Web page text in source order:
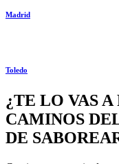
Madrid
Toledo
¿TE LO VAS A
CAMINOS
DE